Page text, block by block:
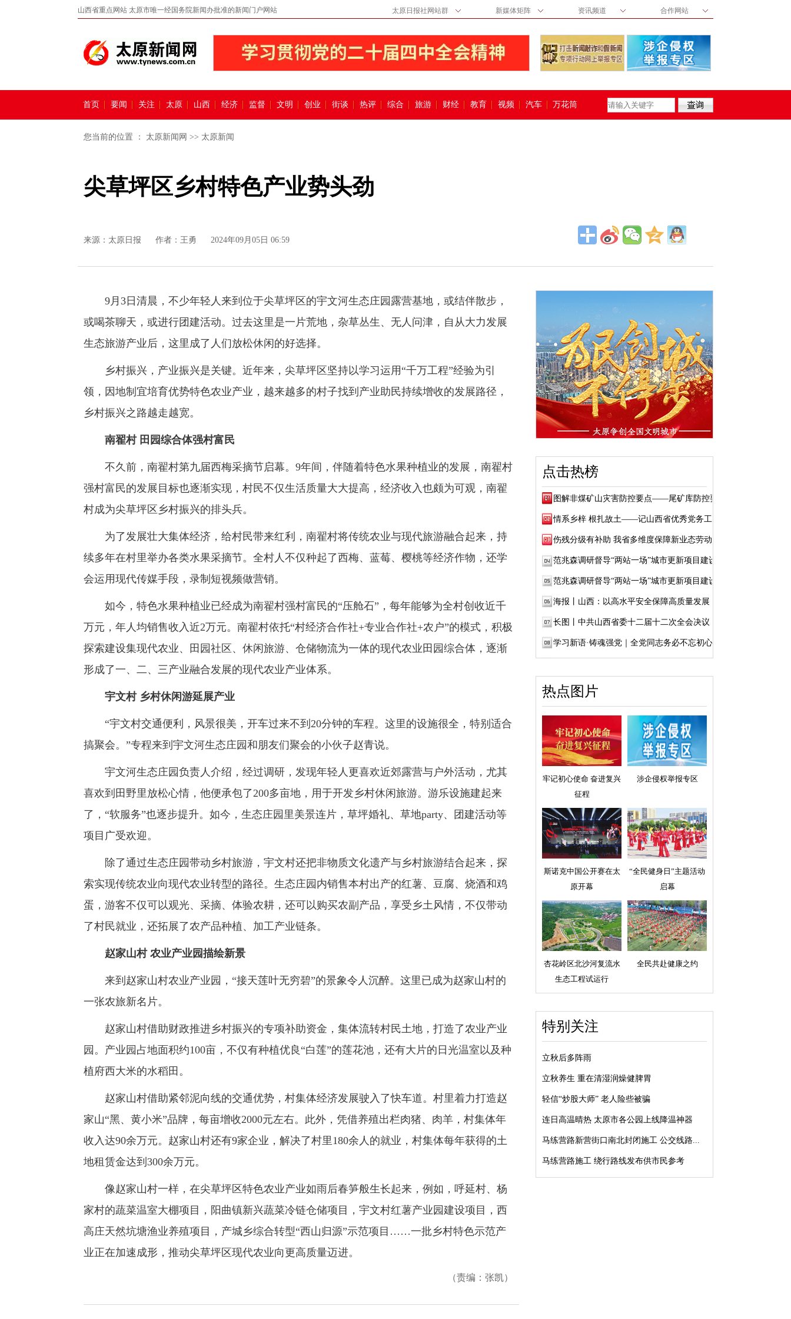
山西省重点网站 太原市唯一经国务院新闻办批准的新闻门户网站 太原日报社网站群 新媒体矩阵 资讯频道 合作网站
首页 要闻 关注 太原 山西 经济 监督 文明 创业 街谈 热评 综合 旅游 财经 教育 视频 汽车 万花筒
您当前的位置 ： 太原新闻网 >> 太原新闻
尖草坪区乡村特色产业势头劲
来源： 太原日报 作者：王勇 2024年09月05日 06:59
9月3日清晨，不少年轻人来到位于尖草坪区的宇文河生态庄园露营基地，或结伴散步，
或喝茶聊天，或进行团建活动。过去这里是一片荒地，杂草丛生、无人问津，自从大力发展
生态旅游产业后，这里成了人们放松休闲的好选择。
乡村振兴，产业振兴是关键。近年来，尖草坪区坚持以学习运用“千万工程”经验为引
领，因地制宜培育优势特色农业产业，越来越多的村子找到产业助民持续增收的发展路径，
乡村振兴之路越走越宽。
南翟村 田园综合体强村富民
不久前，南翟村第九届西梅采摘节启幕。9年间，伴随着特色水果种植业的发展，南翟村
强村富民的发展目标也逐渐实现，村民不仅生活质量大大提高，经济收入也颇为可观，南翟
村成为尖草坪区乡村振兴的排头兵。
为了发展壮大集体经济，给村民带来红利，南翟村将传统农业与现代旅游融合起来，持
续多年在村里举办各类水果采摘节。全村人不仅种起了西梅、蓝莓、樱桃等经济作物，还学
会运用现代传媒手段，录制短视频做营销。
如今，特色水果种植业已经成为南翟村强村富民的“压舱石”，每年能够为全村创收近千
万元，年人均销售收入近2万元。南翟村依托“村经济合作社+专业合作社+农户”的模式，积极
探索建设集现代农业、田园社区、休闲旅游、仓储物流为一体的现代农业田园综合体，逐渐
形成了一、二、三产业融合发展的现代农业产业体系。
宇文村 乡村休闲游延展产业
“宇文村交通便利，风景很美，开车过来不到20分钟的车程。这里的设施很全，特别适合
搞聚会。”专程来到宇文河生态庄园和朋友们聚会的小伙子赵青说。
宇文河生态庄园负责人介绍，经过调研，发现年轻人更喜欢近郊露营与户外活动，尤其
喜欢到田野里放松心情，他便承包了200多亩地，用于开发乡村休闲旅游。游乐设施建起来
了，“软服务”也逐步提升。如今，生态庄园里美景连片，草坪婚礼、草地party、团建活动等
项目广受欢迎。
除了通过生态庄园带动乡村旅游，宇文村还把非物质文化遗产与乡村旅游结合起来，探
索实现传统农业向现代农业转型的路径。生态庄园内销售本村出产的红薯、豆腐、烧酒和鸡
蛋，游客不仅可以观光、采摘、体验农耕，还可以购买农副产品，享受乡土风情，不仅带动
了村民就业，还拓展了农产品种植、加工产业链条。
赵家山村 农业产业园描绘新景
来到赵家山村农业产业园，“接天莲叶无穷碧”的景象令人沉醉。这里已成为赵家山村的
一张农旅新名片。
赵家山村借助财政推进乡村振兴的专项补助资金，集体流转村民土地，打造了农业产业
园。产业园占地面积约100亩，不仅有种植优良“白莲”的莲花池，还有大片的日光温室以及种
植府西大米的水稻田。
赵家山村借助紧邻泥向线的交通优势，村集体经济发展驶入了快车道。村里着力打造赵
家山“黑、黄小米”品牌，每亩增收2000元左右。此外，凭借养殖出栏肉猪、肉羊，村集体年
收入达90余万元。赵家山村还有9家企业，解决了村里180余人的就业，村集体每年获得的土
地租赁金达到300余万元。
像赵家山村一样，在尖草坪区特色农业产业如雨后春笋般生长起来，例如，呼延村、杨
家村的蔬菜温室大棚项目，阳曲镇新兴蔬菜冷链仓储项目，宇文村红薯产业园建设项目，西
高庄天然坑塘渔业养殖项目，产城乡综合转型“西山归源”示范项目……一批乡村特色示范产
业正在加速成形，推动尖草坪区现代农业向更高质量迈进。
（责编：张凯）
点击热榜
图解非煤矿山灾害防控要点——尾矿库防控要点
情系乡梓 根扎故土——记山西省优秀党务工作...
伤残分级有补助 我省多维度保障新业态劳动者...
范兆森调研督导“两站一场”城市更新项目建设
范兆森调研督导“两站一场”城市更新项目建设
海报丨山西：以高水平安全保障高质量发展
长图丨中共山西省委十二届十二次全会决议
学习新语·铸魂强党｜全党同志务必不忘初心、...
热点图片
牢记初心使命 奋进复兴
征程
涉企侵权举报专区
斯诺克中国公开赛在太
原开幕
“全民健身日”主题活动
启幕
杏花岭区北沙河复流水
生态工程试运行
全民共赴健康之约
特别关注
立秋后多阵雨
立秋养生 重在清湿润燥健脾胃
轻信“炒股大师” 老人险些被骗
连日高温晴热 太原市各公园上线降温神器
马练营路新营街口南北封闭施工 公交线路...
马练营路施工 绕行路线发布供市民参考